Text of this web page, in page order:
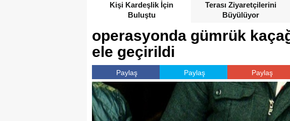
Kişi Kardeşlik İçin
Buluştu
Terası Ziyaretçilerini
Büyülüyor
operasyonda gümrük
ele geçirildi
Paylaş Paylaş Paylaş